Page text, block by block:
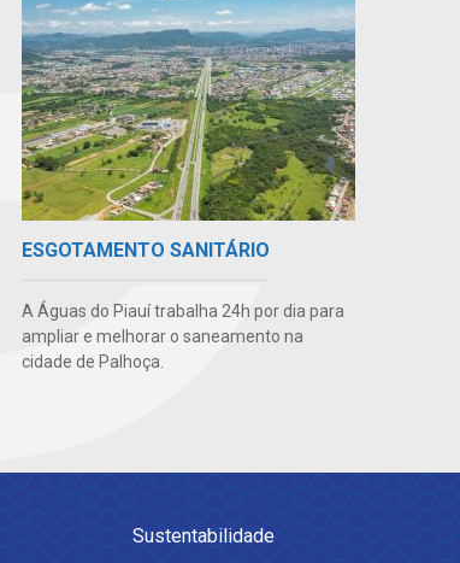
ESGOTAMENTO SANITÁRIO
A Águas do Piauí trabalha 24h por dia para
ampliar e melhorar o saneamento na
cidade de Palhoça.
Sustentabilidade